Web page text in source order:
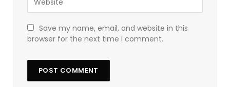
Save my name, email, and website in this
browser for the next time I comment.